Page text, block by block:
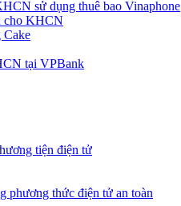
sử dụng thuê bao Vinaphone
cho KHCN
Cake
tại VPBank
tiện điện tử
phương thức điện tử an toàn